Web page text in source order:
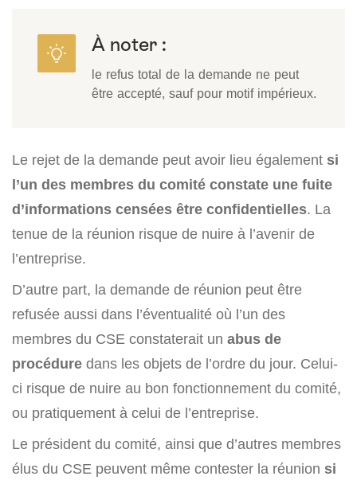
À noter :
le refus total de la demande ne peut
être accepté, sauf pour motif impérieux.
Le rejet de la demande peut avoir lieu également si
l’un des membres du comité constate une fuite
d’informations censées être confidentielles. La
tenue de la réunion risque de nuire à l’avenir de
l’entreprise.
D’autre part, la demande de réunion peut être
refusée aussi dans l’éventualité où l’un des
membres du CSE constaterait un abus de
procédure dans les objets de l’ordre du jour. Celui-
ci risque de nuire au bon fonctionnement du comité,
ou pratiquement à celui de l’entreprise.
Le président du comité, ainsi que d’autres membres
élus du CSE peuvent même contester la réunion si